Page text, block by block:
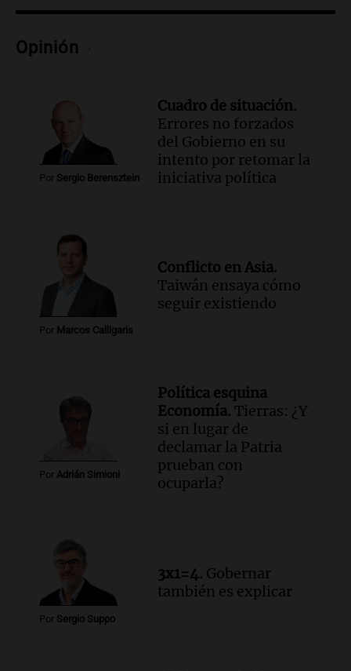
Audio.El Conicet y el Museo Castagnino
las infancias
Fuertes vientos causaron cortes
de luz y daños en Córdoba: más de 1500
llamados de emergencia
Radioinforme 3
Episodios
reincorpora trabajadores
Audio.
Temporal de nieve en Bariloche:
suspenden clases, postergan turnos
médicos y hay alerta amarilla
Continúa el juicio contra Oscar
González por el accidente en Altas
Cumbres con nuevas declaraciones
Episodios
Opinión
Por Sergio Berensztein
Cuadro de situación.
Errores no forzados
del Gobierno en su
intento por retomar la
iniciativa política
Por Marcos Calligaris
Conflicto en Asia.
Taiwán ensaya cómo
seguir existiendo
Por Adrián Simioni
Política esquina
Economía. Tierras: ¿Y
si en lugar de
declamar la Patria
prueban con
ocuparla?
Por Sergio Suppo
3x1=4. Gobernar
también es explicar